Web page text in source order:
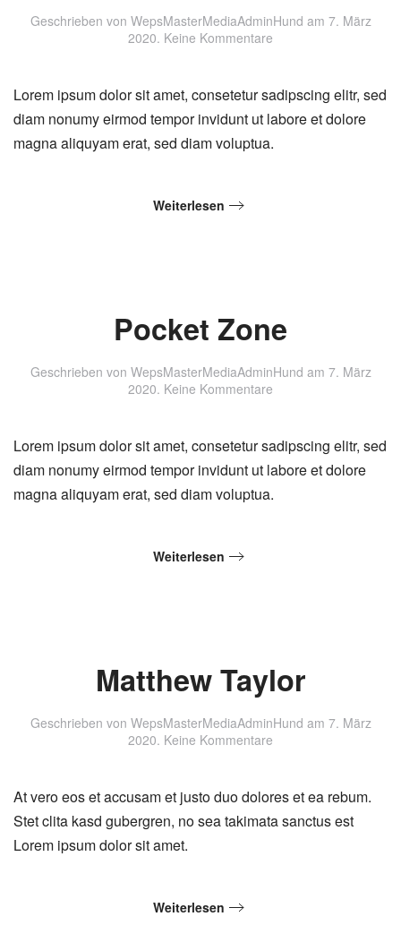
Geschrieben von WepsMasterMediaAdminHund am 7. März
2020. Keine Kommentare
Lorem ipsum dolor sit amet, consetetur sadipscing elitr, sed
diam nonumy eirmod tempor invidunt ut labore et dolore
magna aliquyam erat, sed diam voluptua.
Weiterlesen
Pocket Zone
Geschrieben von WepsMasterMediaAdminHund am 7. März
2020. Keine Kommentare
Lorem ipsum dolor sit amet, consetetur sadipscing elitr, sed
diam nonumy eirmod tempor invidunt ut labore et dolore
magna aliquyam erat, sed diam voluptua.
Weiterlesen
Matthew Taylor
Geschrieben von WepsMasterMediaAdminHund am 7. März
2020. Keine Kommentare
At vero eos et accusam et justo duo dolores et ea rebum.
Stet clita kasd gubergren, no sea takimata sanctus est
Lorem ipsum dolor sit amet.
Weiterlesen